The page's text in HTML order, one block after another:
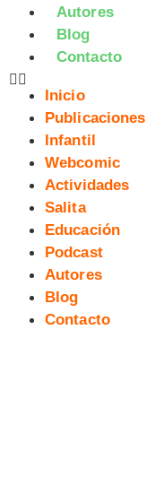
Autores
Blog
Contacto
Inicio
Publicaciones
Infantil
Webcomic
Actividades
Salita
Educación
Podcast
Autores
Blog
Contacto